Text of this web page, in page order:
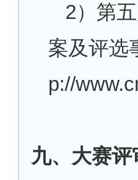
2）第
案及评选
p://
九、大赛评